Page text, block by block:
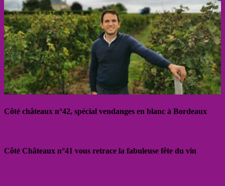
Côté châteaux n°42, spécial vendanges en blanc à Bordeaux
Côté Châteaux n°41 vous retrace la fabuleuse fête du vin